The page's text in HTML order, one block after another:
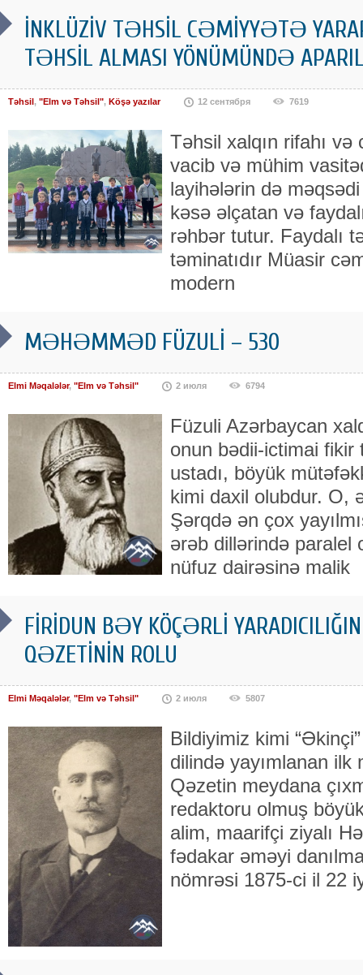
İNKLÜZİV TƏHSİL CƏMİYYƏTƏ
TƏHSİL ALMASI YÖNÜMÜNDƏ
Təhsil , "Elm və Təhsil", Köşə yazılar 12 сентября 7619
Təhsil xalqın rifahı
vacib və mühim
layihələrin də
kəsə əlçatan və
rəhbər tutur. Faydalı
təminatıdır Müasir
modern
MƏHƏMMƏD FÜZULİ – 530
Elmi Məqalələr, "Elm və Təhsil" 2 июля 6794
Füzuli Azərbaycan
onun bədii-ictimai fikir
ustadı, böyük
kimi daxil olubdur. O,
Şərqdə ən çox
ərəb dillərində paralel
nüfuz dairəsinə malik
FİRİDUN BƏY KÖÇƏRLİ
QƏZETİNİN ROLU
Elmi Məqalələr, "Elm və Təhsil" 2 июля 5807
Bildiyimiz kimi
dilində yayımlanan ilk
Qəzetin meydana
redaktoru olmuş
alim, maarifçi ziyalı
fədakar əməyi
nömrəsi 1875-ci il 22